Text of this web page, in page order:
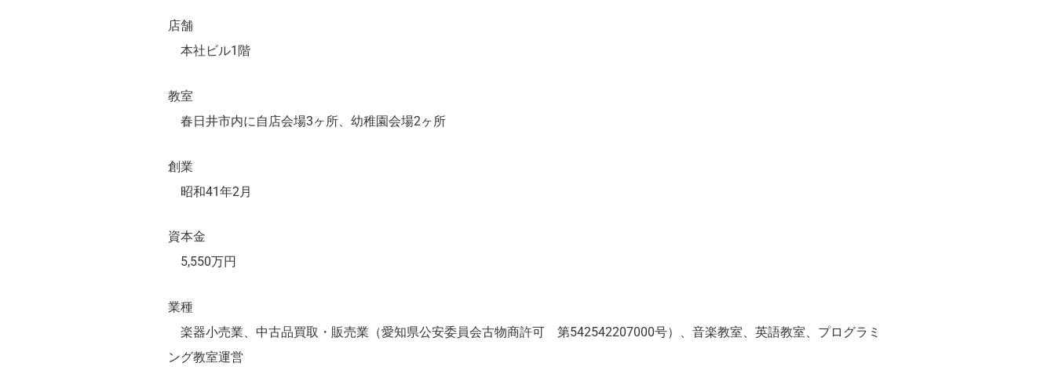
店舗
本社ビル1階
教室
春日井市内に自店会場3ヶ所、幼稚園会場2ヶ所
創業
昭和41年2月
資本金
5,550万円
業種
楽器小売業、中古品買取・販売業（愛知県公安委員会古物商許可 第542542207000号）、音楽教室、英語教室、プログラミ
ング教室運営